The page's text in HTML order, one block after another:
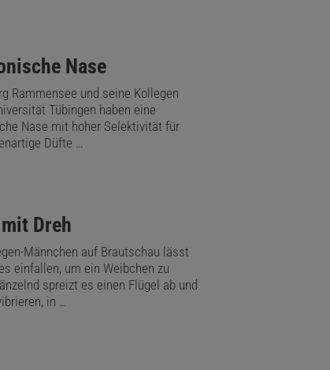
Nase
Rammensee und seine Kollegen
Tübingen haben eine
Nase mit hoher Selektivität für
Düfte …
Dreh
Männchen auf Brautschau lässt
einfallen, um ein Weibchen zu
spreizt es einen Flügel ab und
in …